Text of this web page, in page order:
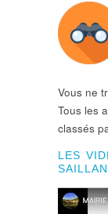
Vous ne
Tous les
classés
LES